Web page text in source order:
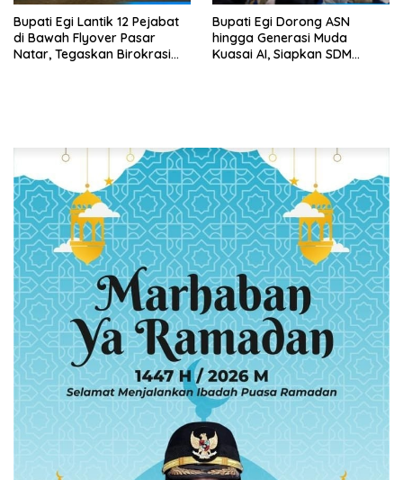
Bupati Egi Lantik 12 Pejabat
di Bawah Flyover Pasar
Natar, Tegaskan Birokrasi
Bupati Egi Dorong ASN
hingga Generasi Muda
Kuasai AI, Siapkan SDM